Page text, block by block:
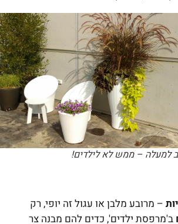
– ממש לא לילדים!
– מרובע מלבן או עגול זה יופי, רק
ילדים', כדים להם מבנה צר